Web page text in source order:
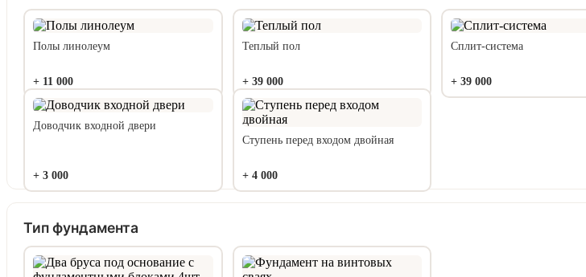
Полы линолеум
+ 11 000
Теплый пол
+ 39 000
Сплит-система
+39 000
Доводчик входной двери
+ 3 000
Ступень перед входом двойная
+ 4 000
Тип фундамента